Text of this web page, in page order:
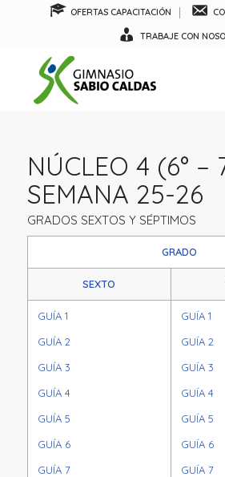
OFERTAS CAPACITACIÓN
TRABAJE CON
NÚCLEO 4 (6° –
SEMANA 25-26
GRADOS SEXTOS Y SÉPTIMOS
GRADO
SEXTO
GUÍA 1
GUÍA 2
GUÍA 3
GUÍA 4
GUÍA 5
GUÍA 6
GUÍA 7
GUÍA 1
GUÍA 2
GUÍA 3
GUÍA 4
GUÍA 5
GUÍA 6
GUÍA 7